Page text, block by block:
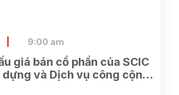
giá bán cổ phần của SCIC
dựng và Dịch vụ công cộng
9:00 am